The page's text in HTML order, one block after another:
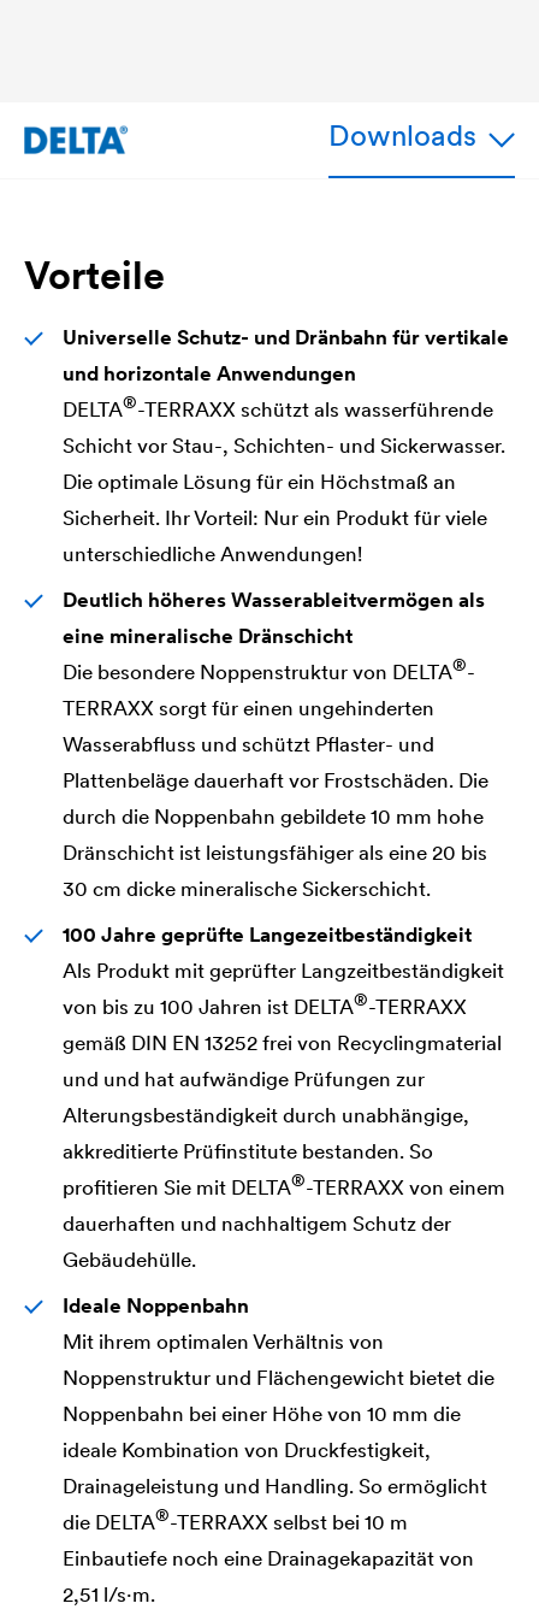
Downloads
Vorteile
Universelle Schutz- und Dränbahn für vertikale
und horizontale Anwendungen
DELTA®-TERRAXX schützt als wasserführende
Schicht vor Stau-, Schichten- und Sickerwasser.
Die optimale Lösung für ein Höchstmaß an
Sicherheit. Ihr Vorteil: Nur ein Produkt für viele
unterschiedliche Anwendungen!
Deutlich höheres Wasserableitvermögen als
eine mineralische Dränschicht
Die besondere Noppenstruktur von DELTA®-
TERRAXX sorgt für einen ungehinderten
Wasserabfluss und schützt Pflaster- und
Plattenbeläge dauerhaft vor Frostschäden. Die
durch die Noppenbahn gebildete 10 mm hohe
Dränschicht ist leistungsfähiger als eine 20 bis
30 cm dicke mineralische Sickerschicht.
100 Jahre geprüfte Langezeitbeständigkeit
Als Produkt mit geprüfter Langzeitbeständigkeit
von bis zu 100 Jahren ist DELTA®-TERRAXX
gemäß DIN EN 13252 frei von Recyclingmaterial
und und hat aufwändige Prüfungen zur
Alterungsbeständigkeit durch unabhängige,
akkreditierte Prüfinstitute bestanden. So
profitieren Sie mit DELTA®-TERRAXX von einem
dauerhaften und nachhaltigem Schutz der
Gebäudehülle.
Ideale Noppenbahn
Mit ihrem optimalen Verhältnis von
Noppenstruktur und Flächengewicht bietet die
Noppenbahn bei einer Höhe von 10 mm die
ideale Kombination von Druckfestigkeit,
Drainageleistung und Handling. So ermöglicht
die DELTA®-TERRAXX selbst bei 10 m
Einbautiefe noch eine Drainagekapazität von
2,51 l/s·m.